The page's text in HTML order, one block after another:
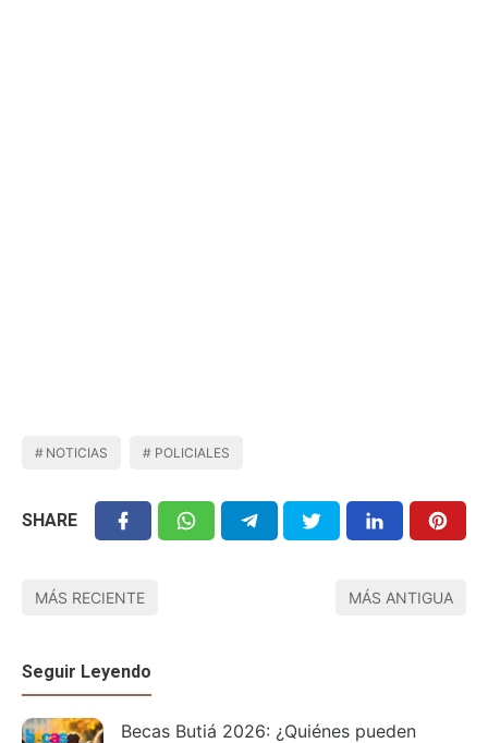
NOTICIAS POLICIALES
SHARE
MÁS RECIENTE MÁS ANTIGUA
Seguir Leyendo
Becas Butiá 2026: ¿Quiénes pueden